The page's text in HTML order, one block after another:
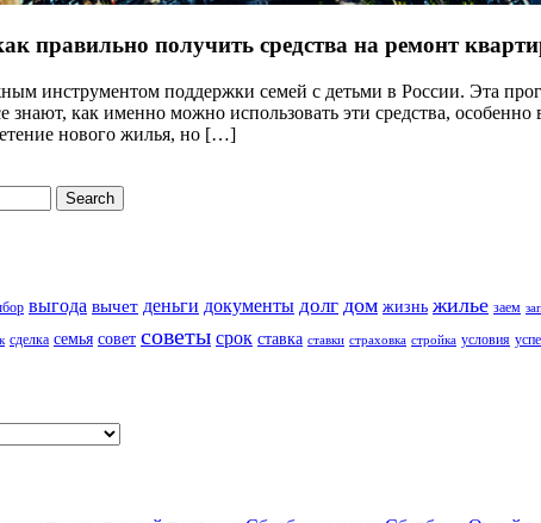
правильно получить средства на ремонт
инструментом поддержки семей с детьми в России. Эта
знают, как именно можно использовать эти средства,
нового жилья, но […]
Search
выгода вычет деньги документы долг дом жизнь жилье заем
сделка семья совет советы срок ставка ставки страховка стройка условия